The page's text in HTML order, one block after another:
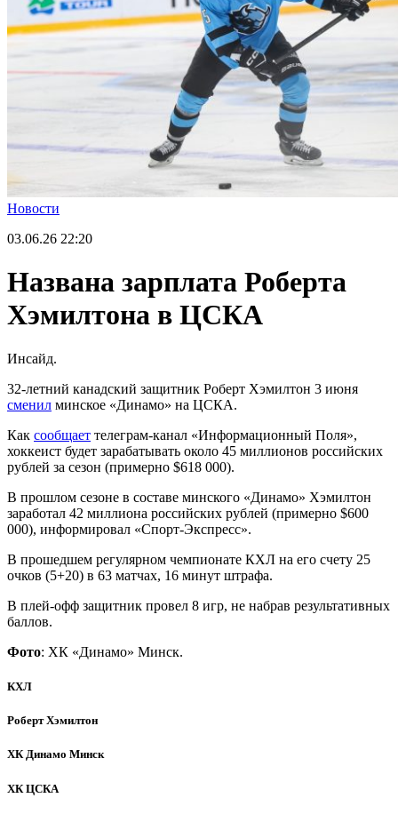
Новости
03.06.26 22:20
Названа зарплата Роберта
Хэмилтона в ЦСКА
Инсайд.
32-летний канадский защитник Роберт Хэмилтон 3 июня
сменил минское «Динамо» на ЦСКА.
Как сообщает телеграм-канал «Информационный Поля»,
хоккеист будет зарабатывать около 45 миллионов российских
рублей за сезон (примерно $618 000).
В прошлом сезоне в составе минского «Динамо» Хэмилтон
заработал 42 миллиона российских рублей (примерно $600
000), информировал «Спорт-Экспресс».
В прошедшем регулярном чемпионате КХЛ на его счету 25
очков (5+20) в 63 матчах, 16 минут штрафа.
В плей-офф защитник провел 8 игр, не набрав результативных
баллов.
Фото: ХК «Динамо» Минск.
КХЛ
Роберт Хэмилтон
ХК Динамо Минск
ХК ЦСКА